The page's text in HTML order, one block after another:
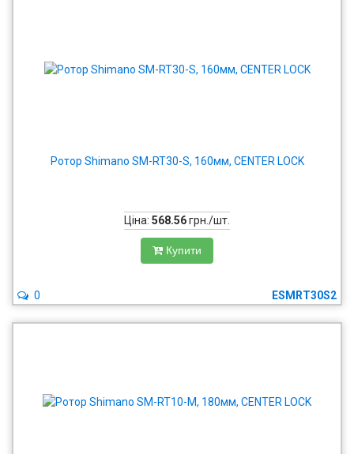
Ротор Shimano SM-RT30-S, 160мм, CENTER LOCK
Ціна: 568.56грн./шт.
Купити
ESMRT30S2
0